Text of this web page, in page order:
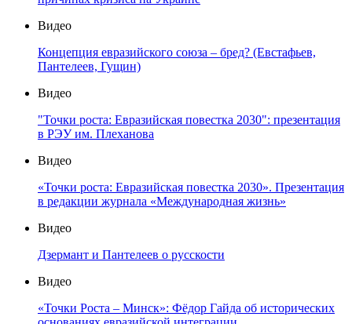
Видео
Концепция евразийского союза – бред? (Евстафьев,
Пантелеев, Гущин)
Видео
"Точки роста: Евразийская повестка 2030": презентация
в РЭУ им. Плеханова
Видео
«Точки роста: Евразийская повестка 2030». Презентация
в редакции журнала «Международная жизнь»
Видео
Дзермант и Пантелеев о русскости
Видео
«Точки Роста – Минск»: Фёдор Гайда об исторических